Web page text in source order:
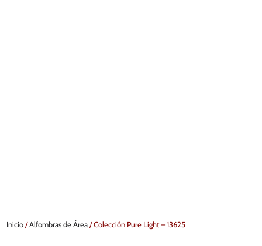
Inicio/Alfombras de Área/ Colección Pure Light – 13625